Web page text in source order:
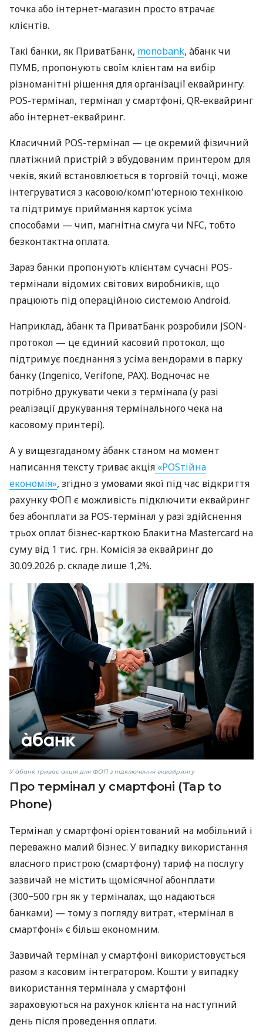
точка або інтернет-магазин просто втрачає
клієнтів.
Такі банки, як ПриватБанк, monobank, àбанк чи
ПУМБ, пропонують своїм клієнтам на вибір
різноманітні рішення для організації еквайрингу:
POS-термінал, термінал у смартфоні, QR-еквайринг
або інтернет-еквайринг.
Класичний POS-термінал — це окремий фізичний
платіжний пристрій з вбудованим принтером для
чеків, який встановлюється в торговій точці, може
інтегруватися з касовою/комп'ютерною технікою
та підтримує приймання карток усіма
способами — чип, магнітна смуга чи NFC, тобто
безконтактна оплата.
Зараз банки пропонують клієнтам сучасні POS-
термінали відомих світових виробників, що
працюють під операційною системою Android.
Наприклад, àбанк та ПриватБанк розробили JSON-
протокол — це єдиний касовий протокол, що
підтримує поєднання з усіма вендорами в парку
банку (Ingenico, Verifone, PAX). Водночас не
потрібно друкувати чеки з термінала (у разі
реалізації друкування термінального чека на
касовому принтері).
А у вищезгаданому àбанк станом на момент
написання тексту триває акція «POSтійна
економія», згідно з умовами якої під час відкриття
рахунку ФОП є можливість підключити еквайринг
без абонплати за POS-термінал у разі здійснення
трьох оплат бізнес-карткою Блакитна Mastercard на
суму від 1 тис. грн. Комісія за еквайринг до
30.09.2026 р. складе лише 1,2%.
У àбанк триває акція для ФОП з підключення еквайрингу
Про термінал у смартфоні (Tap to
Phone)
Термінал у смартфоні орієнтований на мобільний і
переважно малий бізнес. У випадку використання
власного пристрою (смартфону) тариф на послугу
зазвичай не містить щомісячної абонплати
(300−500 грн як у терміналах, що надаються
банками) — тому з погляду витрат, «термінал в
смартфоні» є більш економним.
Зазвичай термінал у смартфоні використовується
разом з касовим інтегратором. Кошти у випадку
використання термінала у смартфоні
зараховуються на рахунок клієнта на наступний
день після проведення оплати.